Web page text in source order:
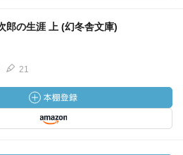
郎の生涯 上 (幻冬舎文庫)
21